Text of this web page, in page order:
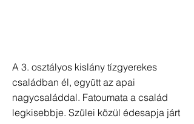
A 3. osztályos kislány tízgyerekes
családban él, együtt az apai
nagycsaláddal. Fatoumata a család
legkisebbje. Szülei közül édesapja járt